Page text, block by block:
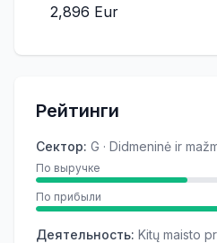
2,896 Eur
Рейтинги
Сектор: G · Didmeninė ir
По выручке
По прибыли
Деятельность: Kitų maisto